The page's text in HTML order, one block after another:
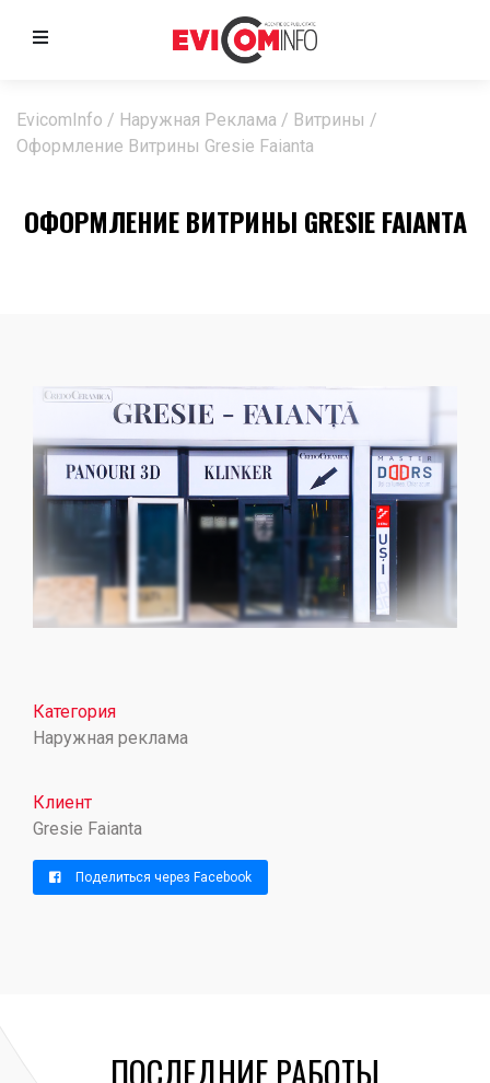
EvicomInfo / Наружная Реклама / Витрины /
Оформление Витрины Gresie Faianta
ОФОРМЛЕНИЕ ВИТРИНЫ GRESIE FAIANTA
Категория
Наружная реклама
Клиент
Gresie Faianta
Поделиться через Facebook
ПОСЛЕДНИЕ РАБОТЫ